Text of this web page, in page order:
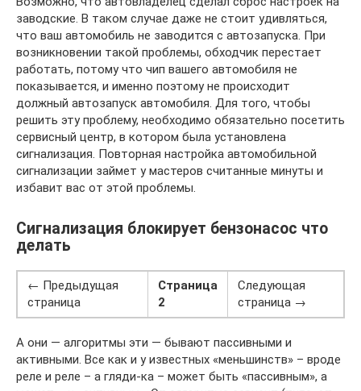
заводские. В таком случае даже не стоит удивляться,
что ваш автомобиль не заводится с автозапуска. При
возникновении такой проблемы, обходчик перестает
работать, потому что чип вашего автомобиля не
показывается, и именно поэтому не происходит
должный автозапуск автомобиля. Для того, чтобы
решить эту проблему, необходимо обязательно посетить
сервисный центр, в котором была установлена
сигнализация. Повторная настройка автомобильной
сигнализации займет у мастеров считанные минуты и
избавит вас от этой проблемы.
Сигнализация блокирует бензонасос что
делать
← Предыдущая
страница
Страница
2
Следующая
страница →
А они — алгоритмы эти — бывают пассивными и
активными. Все как и у известных «меньшинств» – вроде
реле и реле – а гляди-ка – может быть «пассивным», а